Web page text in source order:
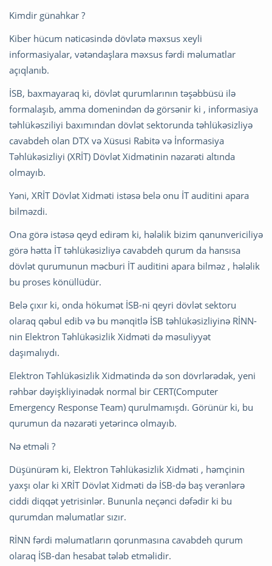
Kimdir günahkar ?
Kiber hücum nəticəsində dövlətə məxsus xeyli
informasiyalar, vətəndaşlara məxsus fərdi məlumatlar
açıqlanıb.
İSB, baxmayaraq ki, dövlət qurumlarının təşəbbüsü ilə
formalaşıb, amma domenindən də görsənir ki , informasiya
təhlükəsziliyi baxımından dövlət sektorunda təhlükəsizliyə
cavabdeh olan DTX və Xüsusi Rabitə və İnformasiya
Təhlükəsizliyi (XRİT) Dövlət Xidmətinin nəzarəti altında
olmayıb.
Yəni, XRİT Dövlət Xidməti istəsə belə onu İT auditini apara
bilməzdi.
Ona görə istəsə qeyd edirəm ki, hələlik bizim qanunvericiliyə
görə hətta İT təhlükəsizliyə cavabdeh qurum da hansısa
dövlət qurumunun məcburi İT auditini apara bilməz , hələlik
bu proses könüllüdür.
Belə çıxır ki, onda hökumət İSB-ni qeyri dövlət sektoru
olaraq qəbul edib və bu mənqitlə İSB təhlükəsizliyinə RİNN-
nin Elektron Təhlükəsizlik Xidməti də məsuliyyət
daşımalıydı.
Elektron Təhlükəsizlik Xidmətində də son dövrlərədək, yeni
rəhbər dəyişkliyinədək normal bir CERT(Computer
Emergency Response Team) qurulmamışdı. Görünür ki, bu
qurumun da nəzarəti yetərincə olmayıb.
Nə etməli ?
Düşünürəm ki, Elektron Təhlükəsizlik Xidməti , həmçinin
yaxşı olar ki XRİT Dövlət Xidməti də İSB-də baş verənlərə
ciddi diqqət yetrisinlər. Bununla neçənci dəfədir ki bu
qurumdan məlumatlar sızır.
RİNN fərdi məlumatların qorunmasına cavabdeh qurum
olaraq İSB-dan hesabat tələb etməlidir.